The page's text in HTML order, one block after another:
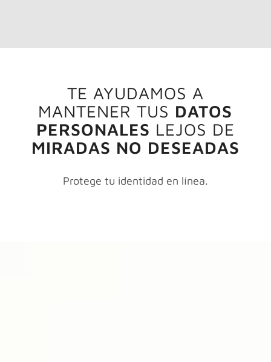
TE AYUDAMOS A
MANTENER TUS DATOS
PERSONALES LEJOS DE
MIRADAS NO DESEADAS
Protege tu identidad en línea.